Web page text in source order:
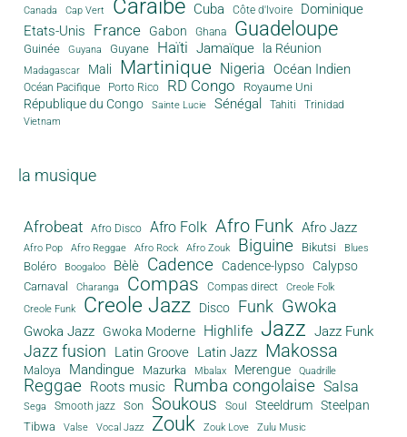
Canada Cap Vert Caraïbe Cuba Côte d'Ivoire
Dominique
Etats-Unis
France Gabon Ghana Guadeloupe
Guinée Guyana Guyane Haïti Jamaïque la Réunion
Madagascar Mali Martinique Nigeria Océan Indien
Océan Pacifique Porto Rico RD Congo Royaume Uni
République du Congo Sainte Lucie Sénégal Tahiti Trinidad
Vietnam
la musique
Afrobeat Afro Disco Afro Folk Afro Funk Afro Jazz
Afro Pop Afro Reggae Afro Rock Afro Zouk Biguine Bikutsi Blues
Boléro Boogaloo Bèlè Cadence Cadence-lypso Calypso
Carnaval Charanga Compas Compas direct
Creole Folk
Creole Funk
Creole Jazz Disco Funk Gwoka
Gwoka Jazz Gwoka Moderne Highlife Jazz Jazz Funk
Jazz fusion Latin Groove Latin Jazz Makossa
Maloya Mandingue Mazurka Mbalax Merengue Quadrille
Reggae Roots music Rumba congolaise Salsa
Sega Smooth jazz Son Soukous Soul Steeldrum Steelpan
Tibwa Valse Vocal Jazz Zouk Zouk Love Zulu Music